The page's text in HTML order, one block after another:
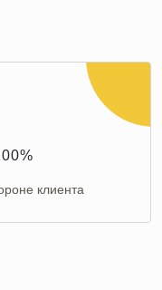
клиента